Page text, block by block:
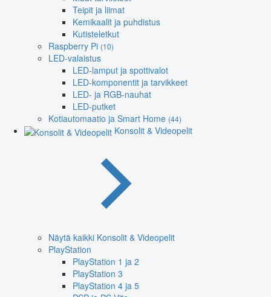
Teipit ja liimat
Kemikaalit ja puhdistus
Kutisteletkut
Raspberry Pi (10)
LED-valaistus
LED-lamput ja spottivalot
LED-komponentit ja tarvikkeet
LED- ja RGB-nauhat
LED-putket
Kotiautomaatio ja Smart Home (44)
Konsolit & Videopelit
Näytä kaikki Konsolit & Videopelit
PlayStation
PlayStation 1 ja 2
PlayStation 3
PlayStation 4 ja 5